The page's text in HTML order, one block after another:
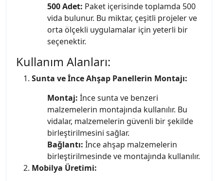
500 Adet: Paket içerisinde toplamda 500
vida bulunur. Bu miktar, çeşitli projeler ve
orta ölçekli uygulamalar için yeterli bir
seçenektir.
Kullanım Alanları:
Sunta ve İnce Ahşap Panellerin Montajı:
Montaj: İnce sunta ve benzeri
malzemelerin montajında kullanılır. Bu
vidalar, malzemelerin güvenli bir şekilde
birleştirilmesini sağlar.
Bağlantı: İnce ahşap malzemelerin
birleştirilmesinde ve montajında kullanılır.
Mobilya Üretimi: